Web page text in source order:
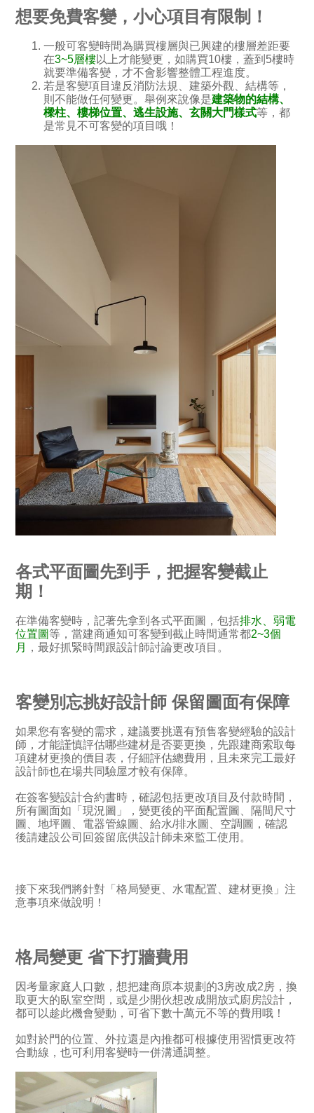
想要免費客變，小心項目有限制！
一般可客變時間為購買樓層與已興建的樓層差距要
在3~5層樓以上才能變更，如購買10樓，蓋到5樓時
就要準備客變，才不會影響整體工程進度。
若是客變項目違反消防法規、建築外觀、結構等，
則不能做任何變更。舉例來說像是建築物的結構、
樑柱、樓梯位置、逃生設施、玄關大門樣式等，都
是常見不可客變的項目哦！
各式平面圖先到手，把握客變截止
期！
在準備客變時，記著先拿到各式平面圖，包括排水、弱電
位置圖 等，當建商通知可客變到截止時間通常都2~3個
月
，最好抓緊時間跟設計師討論更改項目。
客變別忘挑好設計師 保留圖面有保障
如果您有客變的需求，建議要挑選有預售客變經驗的設計
師，才能謹慎評估哪些建材是否要更換，先跟建商索取每
項建材更換的價目表，仔細評估總費用，且未來完工最好
設計師也在場共同驗屋才較有保障。
在簽客變設計合約書時，確認包括更改項目及付款時間，
所有圖面如「現況圖」，變更後的平面配置圖、隔間尺寸
圖、地坪圖、電器管線圖、給水/排水圖、空調圖，確認
後請建設公司回簽留底供設計師未來監工使用。
接下來我們將針對「格局變更、水電配置、建材更換」注
意事項來做說明！
格局變更 省下打牆費用
因考量家庭人口數，想把建商原本規劃的3房改成2房，換
取更大的臥室空間，或是少開伙想改成開放式廚房設計，
都可以趁此機會變動，可省下數十萬元不等的費用哦！
如對於門的位置、外拉還是內推都可根據使用習慣更改符
合動線，也可利用客變時一併溝通調整。